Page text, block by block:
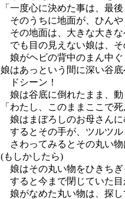
「一度心に決めた事は、最
そのうちに地面が、ひんや
その地面は、大きな大きな
でも目の見えない娘は、そ
娘がヘビの背中のまん中ぐ
娘はあっという間に深い谷底
ドシーン！
娘は谷底に倒れたまま、動
「わたし、このままここで
娘はまぼろしのお母さんに
するとその手が、ツルツル
さわってみるとその丸い物
(もしかしたら)
娘はその丸い物をひきちぎ
すると今まで閉じていた目
娘がなめた丸い物は、探し